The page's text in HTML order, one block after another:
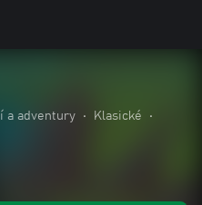
a adventury • Klasické
•